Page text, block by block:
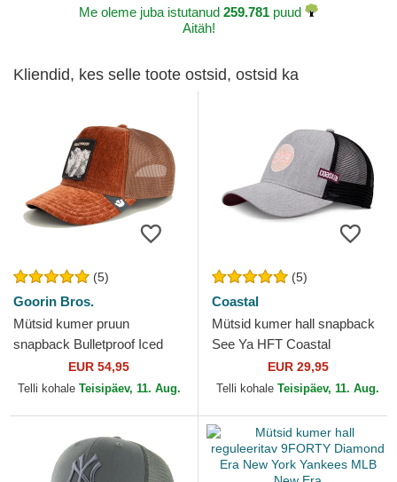
Me oleme juba istutanud 259.781 puud
Aitäh!
Kliendid, kes selle toote ostsid, ostsid ka
(5)
Goorin Bros.
Mütsid kumer pruun
snapback Bulletproof Iced
Rhino Jewel Tones The Farm
Goorin Bros.
EUR 54,95
Telli kohale Teisipäev, 11. Aug.
(5)
Coastal
Mütsid kumer hall snapback
See Ya HFT Coastal
EUR 29,95
Telli kohale Teisipäev, 11. Aug.